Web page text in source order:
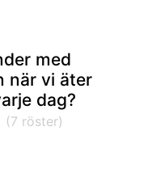
med
när vi äter
dag?